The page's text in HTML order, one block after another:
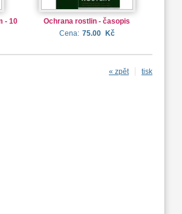
- 10
Ochrana rostlin - časopis
Cena: 75.00 Kč
tisk
« zpět